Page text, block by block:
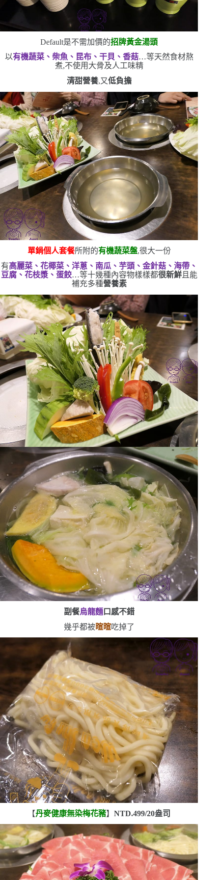
Default是不需加價的招牌黃金湯頭
以有機蔬菜、柴魚、昆布、干貝、香菇…等天然食材熬
煮,不使用大骨及人工味精
清甜營養,又低負擔
單鍋個人套餐所附的有機蔬菜盤,很大一份
有高麗菜、花椰菜、洋蔥、南瓜、芋頭、金針菇、海帶、
豆腐、花枝漿、蛋餃…等十幾種內容物樣樣都很新鮮且能
補充多種營養素
副餐烏龍麵口感不錯
幾乎都被暄暄吃掉了
【丹麥健康無染梅花豬】NTD.499/20盎司